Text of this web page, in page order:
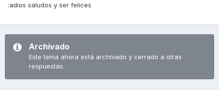
:adios saludos y ser felices
Archivado
Este tema ahora está archivado y cerrado a otras
respuestas.